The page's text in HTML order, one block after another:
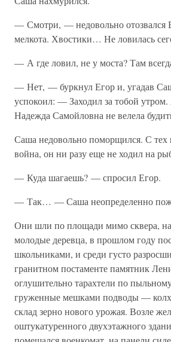
— Смотри, — недовольно отозвался
мелкота. Хвостики… Не ловилась
— А где ловил, не у моста? Там
— Нет, — буркнул Егор и, угадав
успокоил: — Заходил за тобой
Надежда Самойловна не велела
Саша недовольно поморщился. С тех
война, он ни разу еще не ходил на
— Куда шагаешь? — спросил Егор.
— Так… — Саша неопределенно
Они шли по площади мимо сквера, на
молодые деревца, в прошлом году
школьниками, и среди густо
гранитном постаменте памятник
оглушительно тарахтели по
груженные мешками подводы —
склад зерно нового урожая. Возле
оштукатуренного двухэтажного